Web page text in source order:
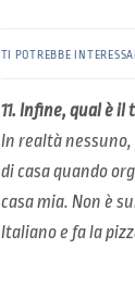
TI POTREBBE
11. Infine, qual è
In realtà
di casa quando
casa mia. Non è
Italiano e fa la